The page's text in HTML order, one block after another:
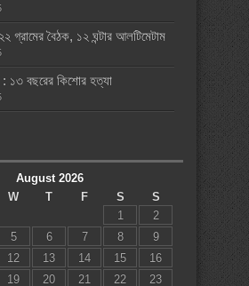
গ্রামের বৈঠক, ১২ ঘন্টার আলটিমেটাম
: ১৩ বছরের কিশোর হত্যা
August 2026
W T F S
S
1
2
5 6 7 8
9
12 13 14 15
16
19 20 21 22
23